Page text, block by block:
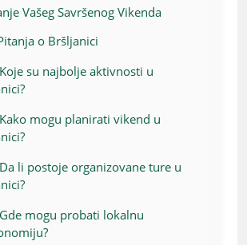
Vašeg Savršenog Vikenda
o Bršljanici
Koje su najbolje aktivnosti u
Kako mogu planirati vikend u
Da li postoje organizovane ture u
Gde mogu probati lokalnu